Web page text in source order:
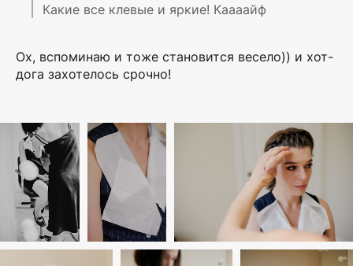
Какие все клевые и яркие! Каааайф
Ох, вспоминаю и тоже становится весело)) и хот-
дога захотелось срочно!